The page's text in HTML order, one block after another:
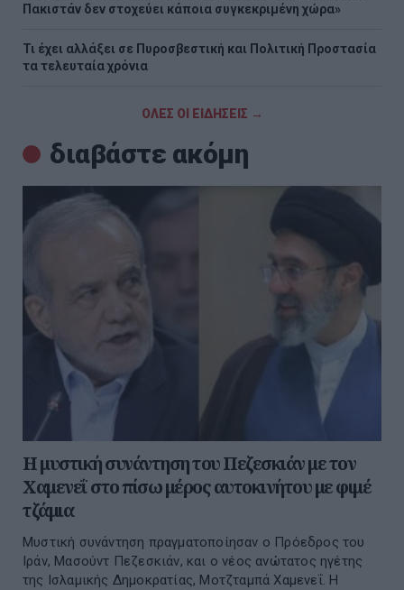
Πακιστάν δεν στοχεύει κάποια συγκεκριμένη χώρα»
Τι έχει αλλάξει σε Πυροσβεστική και Πολιτική Προστασία
τα τελευταία χρόνια
ΟΛΕΣ ΟΙ ΕΙΔΗΣΕΙΣ →
διαβάστε ακόμη
Η μυστική συνάντηση του Πεζεσκιάν με τον
Χαμενεΐ στο πίσω μέρος αυτοκινήτου με φιμέ
τζάμια
Μυστική συνάντηση πραγματοποίησαν ο Πρόεδρος του
Ιράν, Μασούντ Πεζεσκιάν, και ο νέος ανώτατος ηγέτης
της Ισλαμικής Δημοκρατίας, Μοτζταμπά Χαμενεΐ. Η